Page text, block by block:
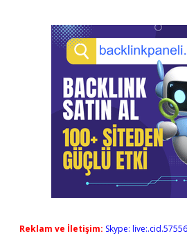
Reklam ve İletişim: Skype: